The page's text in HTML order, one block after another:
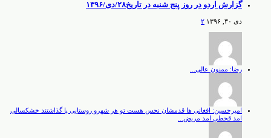
گزارش اردو در روز پنج شنبه در تاریخ۲۸/دی/۱۳۹۶
دی ۳۰, ۱۳۹۶ ۲
رضا: ممنون عالی...
امیرحسین: افغانی ها قدمشان نحس هست تو هر شهرو روستایی پا گذاشتند خشکسالی
امد قحطی امد مریض...